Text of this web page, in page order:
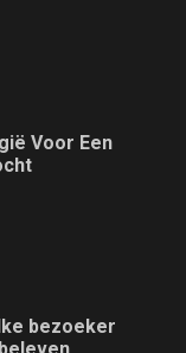
Voor Een
bezoeker